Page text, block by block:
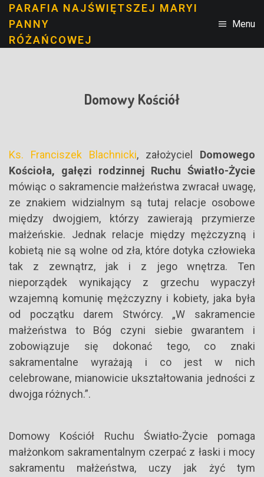
PARAFIA NAJŚWIĘTSZEJ MARYI
PANNY
RÓŻAŃCOWEJ
Menu
Domowy Kościół
Ks. Franciszek Blachnicki, założyciel Domowego
Kościoła, gałęzi rodzinnej Ruchu Światło-Życie
mówiąc o sakramencie małżeństwa zwracał uwagę,
ze znakiem widzialnym są tutaj relacje osobowe
między dwojgiem, którzy zawierają przymierze
małżeńskie. Jednak relacje między mężczyzną i
kobietą nie są wolne od zła, które dotyka człowieka
tak z zewnątrz, jak i z jego wnętrza. Ten
nieporządek wynikający z grzechu wypaczył
wzajemną komunię mężczyzny i kobiety, jaka była
od początku darem Stwórcy. „W sakramencie
małżeństwa to Bóg czyni siebie gwarantem i
zobowiązuje się dokonać tego, co znaki
sakramentalne wyrażają i co jest w nich
celebrowane, mianowicie ukształtowania jedności z
dwojga różnych.”.
Domowy Kościół Ruchu Światło-Życie pomaga
małżonkom sakramentalnym czerpać z łaski i mocy
sakramentu małżeństwa, uczy jak żyć tym